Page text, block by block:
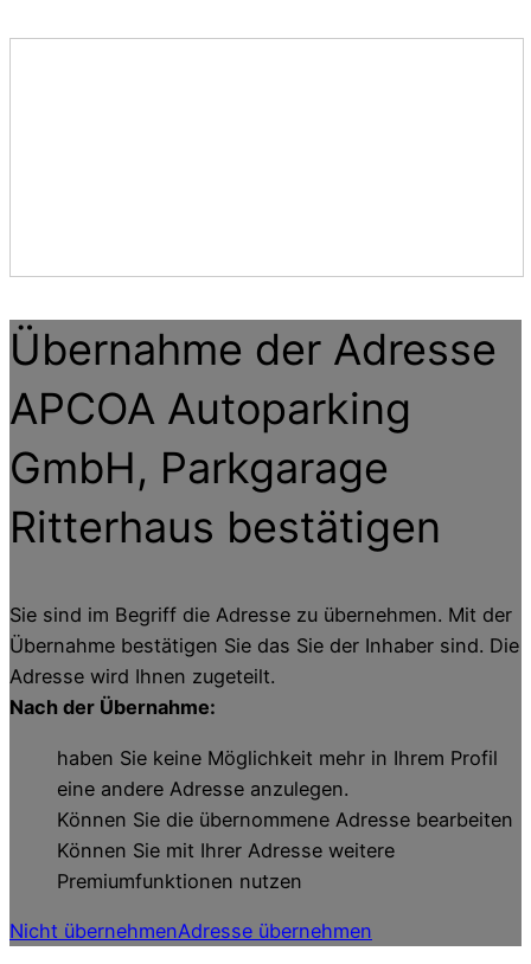
Übernahme der Adresse
APCOA Autoparking
GmbH, Parkgarage
Ritterhaus bestätigen
Sie sind im Begriff die Adresse zu übernehmen. Mit der
Übernahme bestätigen Sie das Sie der Inhaber sind. Die
Adresse wird Ihnen zugeteilt.
Nach der Übernahme:
haben Sie keine Möglichkeit mehr in Ihrem Profil
eine andere Adresse anzulegen.
Können Sie die übernommene Adresse bearbeiten
Können Sie mit Ihrer Adresse weitere
Premiumfunktionen nutzen
Nicht übernehmenAdresse übernehmen